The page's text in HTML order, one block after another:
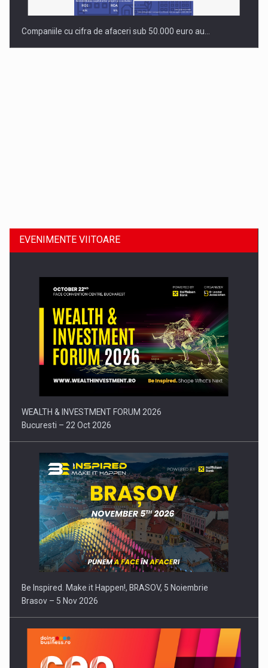
Companiile cu cifra de afaceri sub 50.000 euro au…
Comunicat de presa: Joburile part-time reincep sa intre pe…
EVENIMENTE VIITOARE
WEALTH & INVESTMENT FORUM 2026
Bucuresti – 22 Oct 2026
Be Inspired. Make it Happen!, BRASOV, 5 Noiembrie
Brasov – 5 Nov 2026